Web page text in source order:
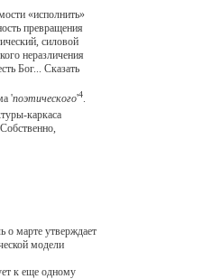
«исполнить»
превращения
силовой
неразличения
Бог... Сказать
'поэтического'4.
каркаса
о марте утверждает
модели
к еще одному